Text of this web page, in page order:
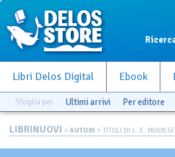
Libri Delos Digital Ebook
Sfoglia per Ultimi arrivi Per editore
LIBRINUOVI > AUTORI > TITOLI DI L. E.